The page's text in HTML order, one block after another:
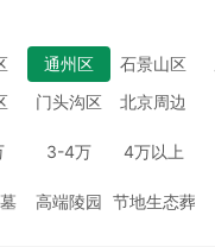
通州区 石景山区
门头沟区 北京周边
3-4万 4万以上
高端陵园 节地生态葬